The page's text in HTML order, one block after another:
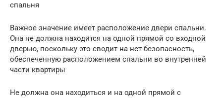
спальня
Важное значение имеет расположение двери спальни.
Она не должна находится на одной прямой со входной
дверью, поскольку это сводит на нет безопасность,
обеспеченную расположением спальни во внутренней
части квартиры
Не должна она находиться и на одной прямой с